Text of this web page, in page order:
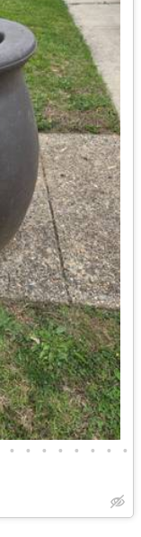
• • • • • • • •